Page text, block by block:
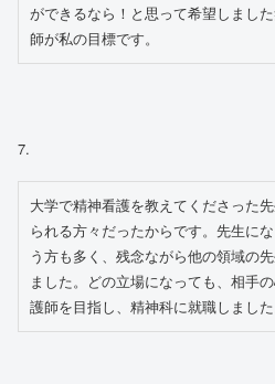
ができるなら！と思って希望しまし
師が私の目標です。
7.
大学で精神看護を教えてくださった
られる方々だったからです。先生に
う方も多く、残念ながら他の領域の
ました。どの立場になっても、相手
護師を目指し、精神科に就職しました